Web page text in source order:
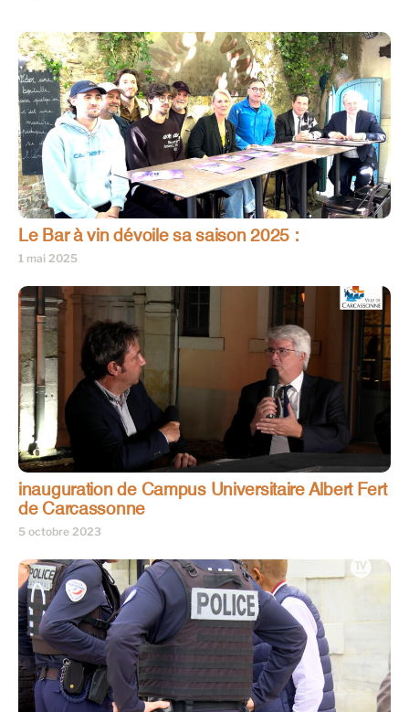
Le Bar à vin dévoile sa saison 2025 :
1 mai 2025
inauguration de Campus Universitaire Albert Fert
de Carcassonne
5 octobre 2023